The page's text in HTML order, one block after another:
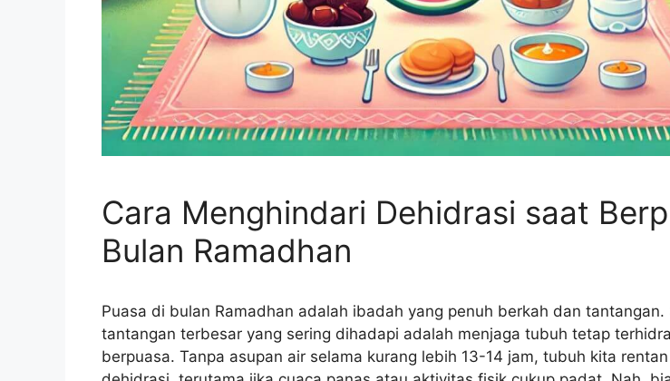
Cara Menghindari Dehidrasi saat
Bulan Ramadhan
Puasa di bulan Ramadhan adalah ibadah yang penuh berkah dan tantangan.
tantangan terbesar yang sering dihadapi adalah menjaga tubuh tetap
berpuasa. Tanpa asupan air selama kurang lebih 13-14 jam, tubuh kita